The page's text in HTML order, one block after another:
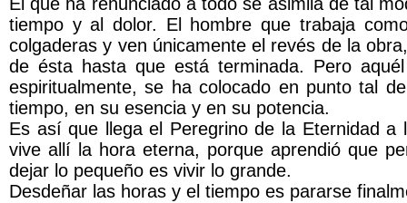
tiempo y al dolor. El hombre que trabaja
colgaderas y ven únicamente el revés de la
de ésta hasta que está terminada. Pero
espiritualmente, se ha colocado en punto tal
tiempo, en su esencia y en su potencia.
Es así que llega el Peregrino de la Eternidad a
vive allí la hora eterna, porque aprendió que
dejar lo pequeño es vivir lo grande.
Desdeñar las horas y el tiempo es pararse